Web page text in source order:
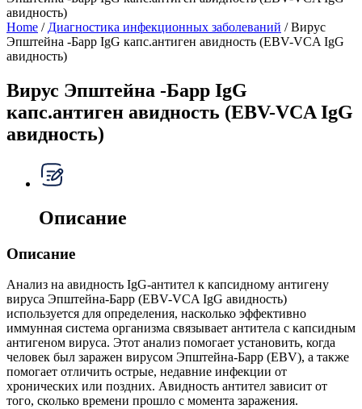
авидность)
Home / Диагностика инфекционных заболеваний / Вирус
Эпштейна -Барр IgG капс.антиген авидность (EBV-VCA IgG
авидность)
Вирус Эпштейна -Барр IgG
капс.антиген авидность (EBV-VCA IgG
авидность)
Описание
Описание
Анализ на авидность IgG-антител к капсидному антигену
вируса Эпштейна-Барр (EBV-VCA IgG авидность)
используется для определения, насколько эффективно
иммунная система организма связывает антитела с капсидным
антигеном вируса. Этот анализ помогает установить, когда
человек был заражен вирусом Эпштейна-Барр (EBV), а также
помогает отличить острые, недавние инфекции от
хронических или поздних. Авидность антител зависит от
того, сколько времени прошло с момента заражения.